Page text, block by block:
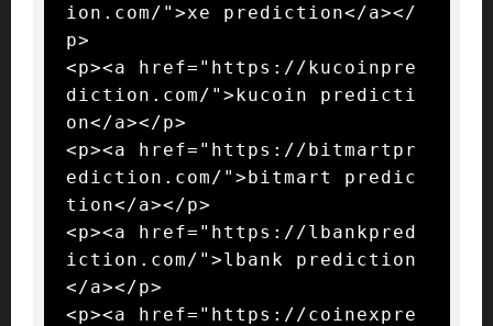
ion.com/">xe prediction</a></
p>
<p><a href="https://kucoinpre
diction.com/">kucoin predicti
on</a></p>
<p><a href="https://bitmartpr
ediction.com/">bitmart predic
tion</a></p>
<p><a href="https://lbankpred
iction.com/">lbank prediction
</a></p>
<p><a href="https://coinexpre